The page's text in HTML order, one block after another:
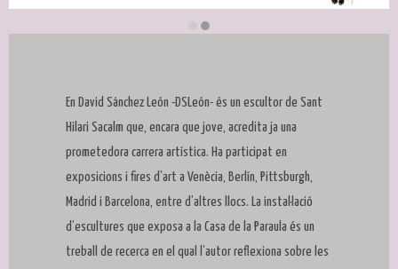
En David Sánchez León -DSLeón- és un escultor de Sant
Hilari Sacalm que, encara que jove, acredita ja una
prometedora carrera artística. Ha participat en
exposicions i fires d’art a Venècia, Berlín, Pittsburgh,
Madrid i Barcelona, entre d’altres llocs. La instal·lació
d’escultures que exposa a la Casa de la Paraula és un
treball de recerca en el qual l’autor reflexiona sobre les